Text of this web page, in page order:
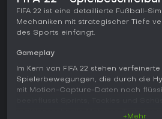
FIFA 22 ist eine detaillierte Fußball-
Mechaniken mit strategischer Tiefe
des Sports einfängt.
Gameplay
Im Kern von FIFA 22 stehen
Spielerbewegungen, die durch die
mit Motion-Capture-Daten noch
+Mehr